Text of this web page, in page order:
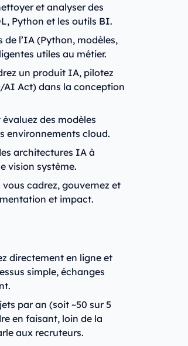
et analyser des
Python et les outils BI.
l’IA (Python, modèles,
utiles au métier.
un produit IA, pilotez
AI Act) dans la conception
des modèles
environnements cloud.
architectures IA à
vision système.
cadrez, gouvernez et
et impact.
directement en ligne et
simple, échanges
par an (soit ~50 sur 5
en faisant, loin de la
aux recruteurs.